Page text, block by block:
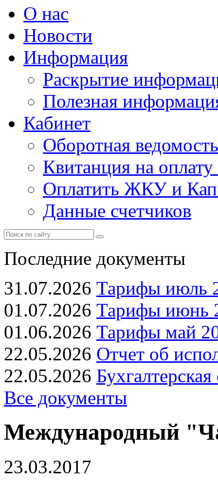
О нас
Новости
Информация
Раскрытие
Полезная
Кабинет
Оборотная ведомость
Квитанция на
Оплатить ЖКУ и
Данные счетчиков
Последние документы
31.07.2026 Тарифы июль
01.07.2026 Тарифы июнь
01.06.2026 Тарифы май
22.05.2026 Отчет об
22.05.2026
Все документы
Международный
23.03.2017